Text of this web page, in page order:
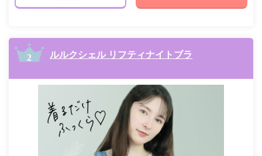
ルルクシェル リフティナイトブラ